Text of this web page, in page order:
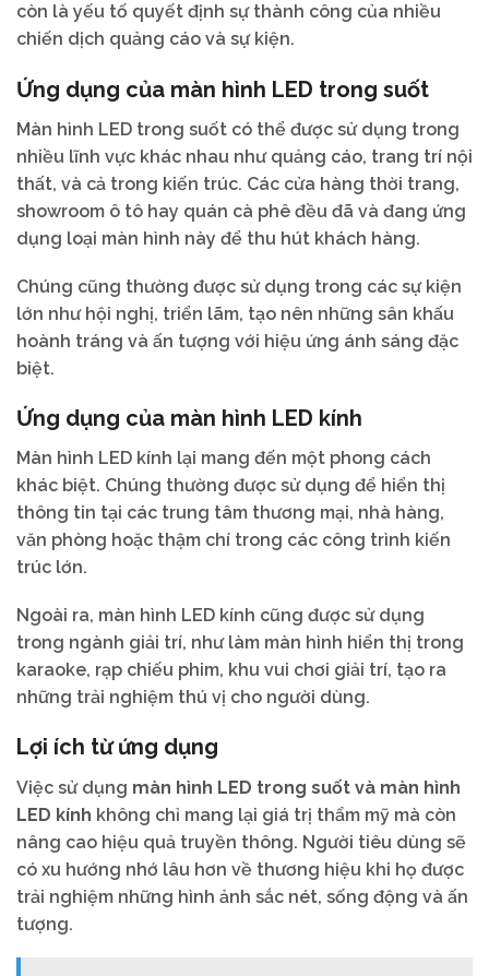
còn là yếu tố quyết định sự thành công của nhiều
chiến dịch quảng cáo và sự kiện.
Ứng dụng của màn hình LED trong suốt
Màn hình LED trong suốt có thể được sử dụng trong
nhiều lĩnh vực khác nhau như quảng cáo, trang trí nội
thất, và cả trong kiến trúc. Các cửa hàng thời trang,
showroom ô tô hay quán cà phê đều đã và đang ứng
dụng loại màn hình này để thu hút khách hàng.
Chúng cũng thường được sử dụng trong các sự kiện
lớn như hội nghị, triển lãm, tạo nên những sân khấu
hoành tráng và ấn tượng với hiệu ứng ánh sáng đặc
biệt.
Ứng dụng của màn hình LED kính
Màn hình LED kính lại mang đến một phong cách
khác biệt. Chúng thường được sử dụng để hiển thị
thông tin tại các trung tâm thương mại, nhà hàng,
văn phòng hoặc thậm chí trong các công trình kiến
trúc lớn.
Ngoài ra, màn hình LED kính cũng được sử dụng
trong ngành giải trí, như làm màn hình hiển thị trong
karaoke, rạp chiếu phim, khu vui chơi giải trí, tạo ra
những trải nghiệm thú vị cho người dùng.
Lợi ích từ ứng dụng
Việc sử dụng màn hình LED trong suốt và màn hình
LED kính không chỉ mang lại giá trị thẩm mỹ mà còn
nâng cao hiệu quả truyền thông. Người tiêu dùng sẽ
có xu hướng nhớ lâu hơn về thương hiệu khi họ được
trải nghiệm những hình ảnh sắc nét, sống động và ấn
tượng.